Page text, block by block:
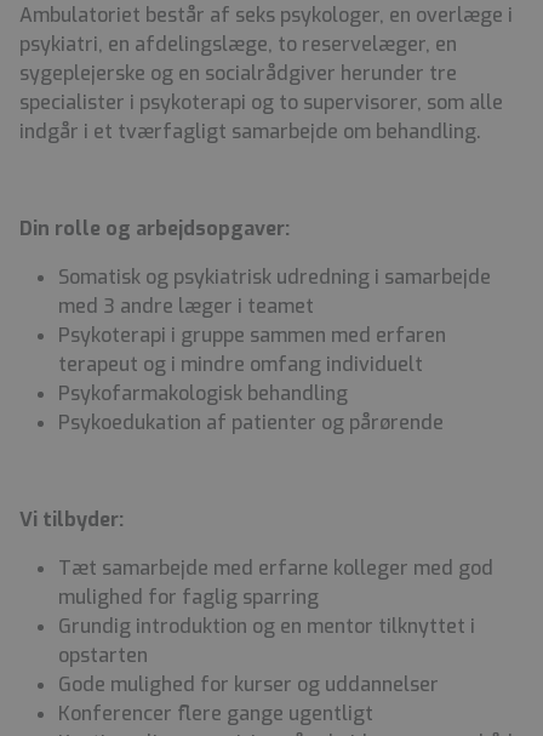
Ambulatoriet består af seks psykologer, en overlæge i
psykiatri, en afdelingslæge, to reservelæger, en
sygeplejerske og en socialrådgiver herunder tre
specialister i psykoterapi og to supervisorer, som alle
indgår i et tværfagligt samarbejde om behandling.
Din rolle og arbejdsopgaver:
Somatisk og psykiatrisk udredning i samarbejde
med 3 andre læger i teamet
Psykoterapi i gruppe sammen med erfaren
terapeut og i mindre omfang individuelt
Psykofarmakologisk behandling
Psykoedukation af patienter og pårørende
Vi tilbyder:
Tæt samarbejde med erfarne kolleger med god
mulighed for faglig sparring
Grundig introduktion og en mentor tilknyttet i
opstarten
Gode mulighed for kurser og uddannelser
Konferencer flere gange ugentligt